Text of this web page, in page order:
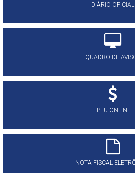
DIÁRIO OFICIAL
QUADRO DE
IPTU ONLINE
NOTA FISCAL